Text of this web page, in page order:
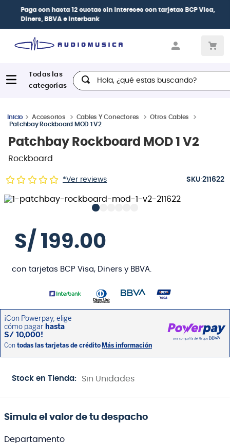
Paga conhasta 12 cuotas sin interesescon tarjetasBCP Visa,
Diners, BBVA e Interbank
Hola, ¿qué estas buscando?
Accesorios Cables Y Conectores
Otros Cables
Patchbay Rockboard MOD 1 V2
Patchbay Rockboard MOD 1 V2
Rockboard
*Ver reviews :211622
S/ 199.00
con tarjetas BCP Visa, Diners y BBVA.
Stock en Tienda: Sin Unidades
Simula el valor de tu despacho
Departamento